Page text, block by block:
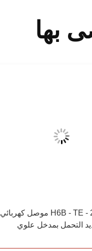
بها
H6B - TE - 2B - PG16 موصل كهربائي
التحمل بمدخل علوي